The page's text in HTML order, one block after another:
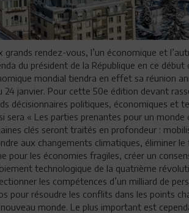
grands rendez-vous, l’un économique et
du président de la République en ce début
mondial tiendra en effet sa réunion
24 janvier. Pour cette 50e édition devant
décisionnaires politiques, économiques et
sera « Les parties prenantes pour un monde
clés seront traités en profondeur :
aux changements climatiques, éliminer
pour les économies fragiles, créer un
technologique de la quatrième
les compétences d’un milliard de
pour résoudre les conflits dans les points
monde. Le plus important est